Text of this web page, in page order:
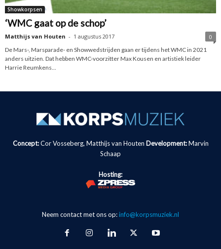
Showkorpsen
‘WMC gaat op de schop’
Matthijs van Houten - 1 augustus 2017
0
De Mars-, Marsparade- en Showwedstrijden gaan er tijdens het WMC in 2021
anders uitzien. Dat hebben WMC-voorzitter Max Kousen en artistiek leider
Harrie Reumkens...
Concept:Cor Vosseberg, Matthijs van Houten Development: Marvin
Schaap
Hosting:
Neem contact met ons op:info@korpsmuziek.nl